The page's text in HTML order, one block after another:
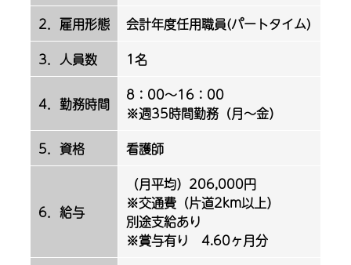
2．雇用形態
会計年度任用職員(パートタイム)
3．人員数
1名
4．勤務時間
8：00～16：00
※週35時間勤務（月～金）
5．資格
看護師
6．給与
（月平均）206,000円
※交通費（片道2km以上）
別途支給あり
※賞与有り 4.60ヶ月分